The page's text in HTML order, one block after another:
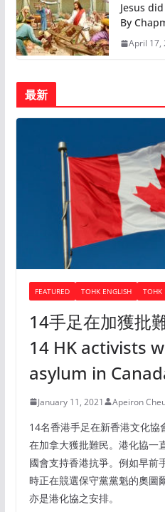
Jesus
By
April 17,
最新
FEATURED TOHK ENGLISH TOHK
14手足在加獲批
14 HK activists
asylum in
January 11, 2021 Apeiron
14名香港手足在新香港文化協
在加拿大獲批難民。港化協一
國會支持香港抗爭。例如早前
時正在競選保守黨黨魁的奧圖
亦是港化協之安排。